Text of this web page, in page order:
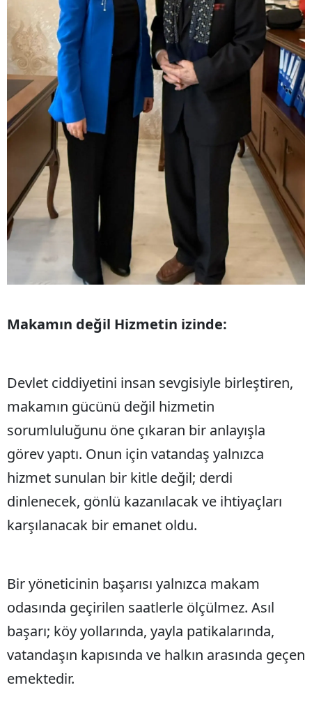
Kocaeli
Konya
Kütahya
Manisa
Kahramanmaraş
Muş
Nevşehir
Ordu
Sakarya
Sinop
Sivas
Tekirdağ
Trabzon
Tunceli
Makamın değil Hizmetin izinde:
Devlet ciddiyetini insan sevgisiyle birleştiren,
makamın gücünü değil hizmetin
sorumluluğunu öne çıkaran bir anlayışla
görev yaptı. Onun için vatandaş yalnızca
hizmet sunulan bir kitle değil; derdi
dinlenecek, gönlü kazanılacak ve ihtiyaçları
karşılanacak bir emanet oldu.
Bir yöneticinin başarısı yalnızca makam
odasında geçirilen saatlerle ölçülmez. Asıl
başarı; köy yollarında, yayla patikalarında,
vatandaşın kapısında ve halkın arasında geçen
emektedir.